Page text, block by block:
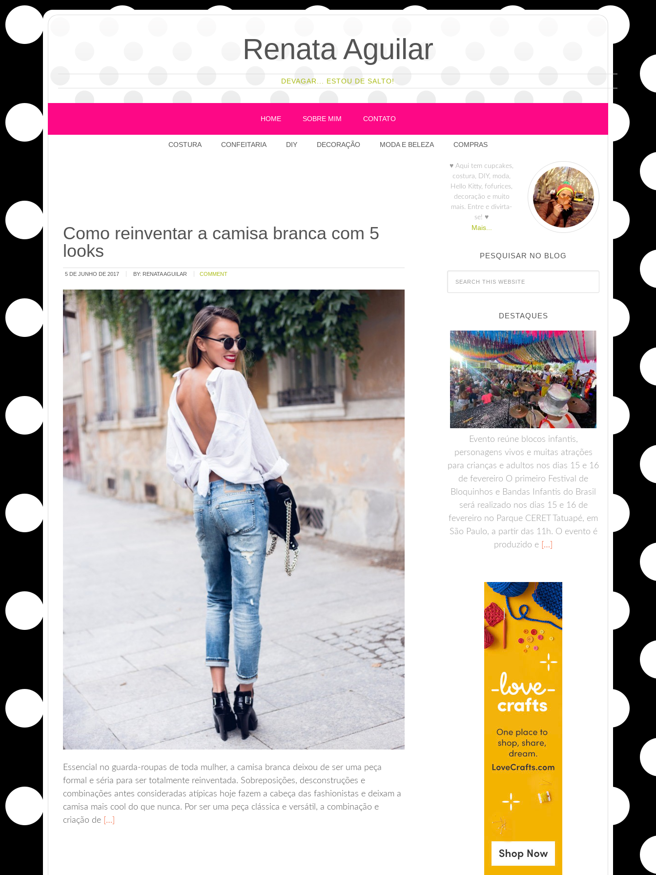
Renata Aguilar
DEVAGAR... ESTOU DE SALTO!
HOME SOBRE MIM CONTATO
COSTURA CONFEITARIA DIY DECORAÇÃO MODA E BELEZA COMPRAS
Como reinventar a camisa branca com 5
looks
5 DE JUNHO DE 2017 BY: RENATA AGUILAR COMMENT
Essencial no guarda-roupas de toda mulher, a camisa branca deixou de ser uma peça
formal e séria para ser totalmente reinventada. Sobreposições, desconstruções e
combinações antes consideradas atípicas hoje fazem a cabeça das fashionistas e deixam a
camisa mais cool do que nunca. Por ser uma peça clássica e versátil, a combinação e
criação de […]
♥ Aqui tem cupcakes,
costura, DIY, moda,
Hello Kitty, fofurices,
decoração e muito
mais. Entre e divirta-
se! ♥
Mais...
PESQUISAR NO BLOG
DESTAQUES
Evento reúne blocos infantis,
personagens vivos e muitas atrações
para crianças e adultos nos dias 15 e 16
de fevereiro O primeiro Festival de
Bloquinhos e Bandas Infantis do Brasil
será realizado nos dias 15 e 16 de
fevereiro no Parque CERET Tatuapé, em
São Paulo, a partir das 11h. O evento é
produzido e […]